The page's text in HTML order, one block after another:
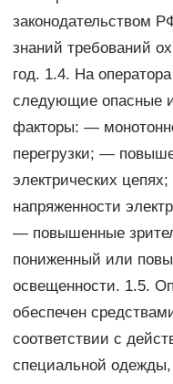
законодательством
знаний требований
год. 1.4. На
следующие опасные
факторы: —
перегрузки; —
электрических
напряженности
— повышенные
пониженный или
освещенности. 1.5.
обеспечен
соответствии с
специальной